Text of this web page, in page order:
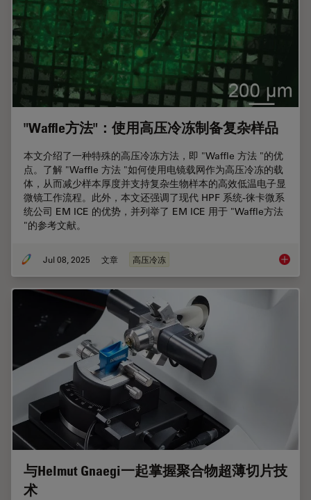
"Waffle方法"：使用高压冷冻制备复杂样品
本文介绍了一种特殊的高压冷冻方法，即 "Waffle 方法 "的优
点。了解 "Waffle 方法 "如何使用电镜载网作为高压冷冻的载
体，从而减少样本厚度并支持复杂生物样本的高效低温电子显
微镜工作流程。此外，本文还强调了现代 HPF 系统-徕卡微系
统公司 EM ICE 的优势，并列举了 EM ICE 用于 "Waffle方法
"的参考文献。
Jul 08, 2025 文章 高压冷冻 "Waffle
与Helmut Gnaegi一起掌握聚合物超薄切片技
术